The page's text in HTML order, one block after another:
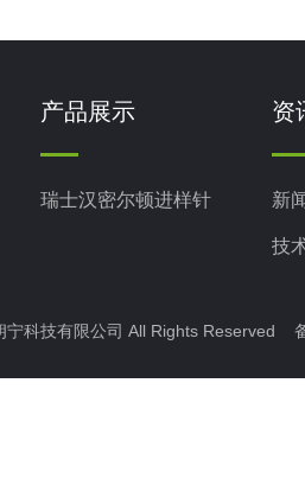
产品展示
瑞士汉密尔顿进样针
资
新
技
宁科技有限公司 All Rights Reserved